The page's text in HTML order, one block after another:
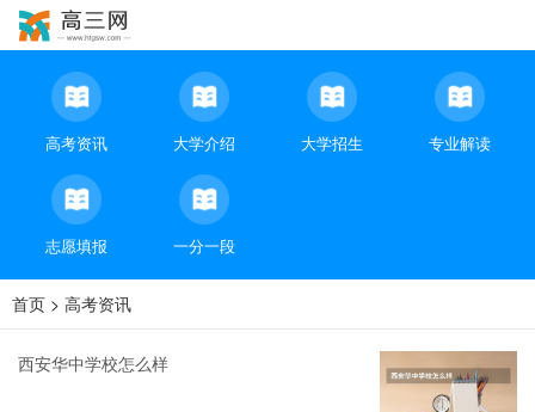
高考资讯 大学介绍 大学招生 专业解读
志愿填报 一分一段
首页 > 高考资讯
西安华中学校怎么样